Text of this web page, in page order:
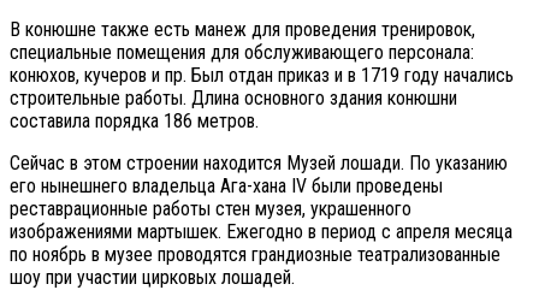
В конюшне также есть манеж для проведения тренировок,
специальные помещения для обслуживающего персонала:
конюхов, кучеров и пр. Был отдан приказ и в 1719 году начались
строительные работы. Длина основного здания конюшни
составила порядка 186 метров.
Сейчас в этом строении находится Музей лошади. По указанию
его нынешнего владельца Ага-хана IV были проведены
реставрационные работы стен музея, украшенного
изображениями мартышек. Ежегодно в период с апреля месяца
по ноябрь в музее проводятся грандиозные театрализованные
шоу при участии цирковых лошадей.